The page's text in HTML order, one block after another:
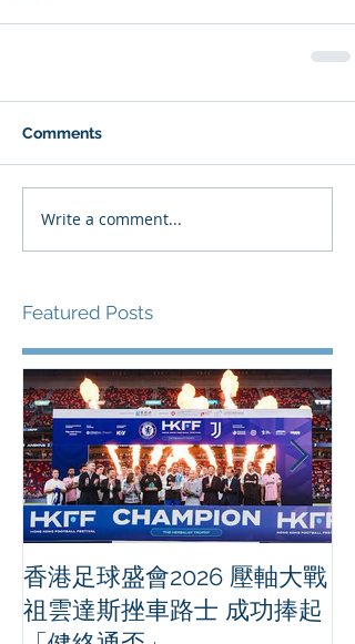
Comments
Write a comment...
Featured Posts
香港足球盛會2026 壓軸大戰
祖雲達斯挫車路士 成功捧起